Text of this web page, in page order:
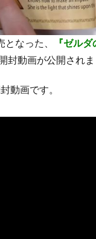
なった、
『ゼル
封動画が公開されま
動画です。